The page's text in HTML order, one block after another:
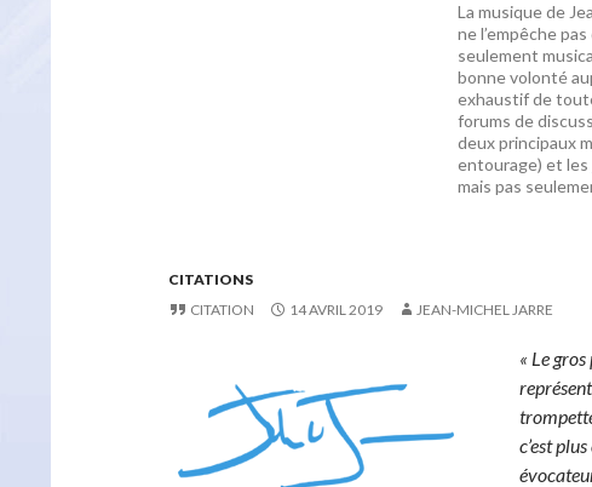
La musique de
ne l’empêche
seulement
bonne volonté
exhaustif de
forums de
deux principaux
entourage) et les
mais pas
CITATIONS
CITATION
14 AVRIL 2019 JEAN-MICHEL JARRE
« Le
c’est